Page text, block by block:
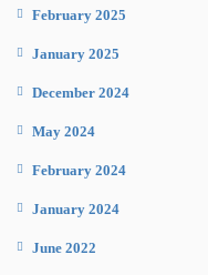
February 2025
January 2025
December 2024
May 2024
February 2024
January 2024
June 2022